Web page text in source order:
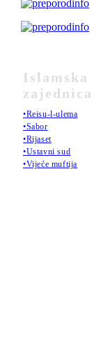
Islamska
zajednica
•Reisu-l-ulema
•Sabor
•Rijaset
•Ustavni sud
•Vijeće muftija